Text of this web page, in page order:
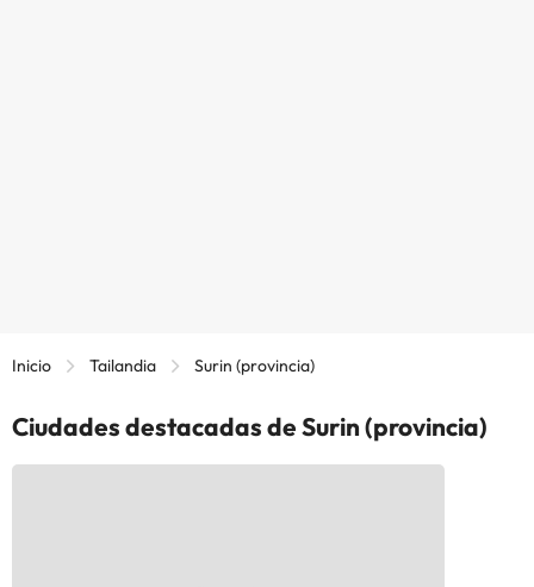
Inicio Tailandia Surin (provincia)
Ciudades destacadas de Surin (provincia)